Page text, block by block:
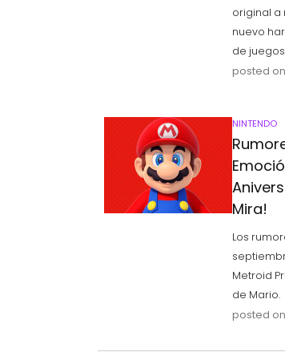
original a
nuevo
de
posted
NINTENDO
Mira!
Los
Metroid
de Mario.
posted